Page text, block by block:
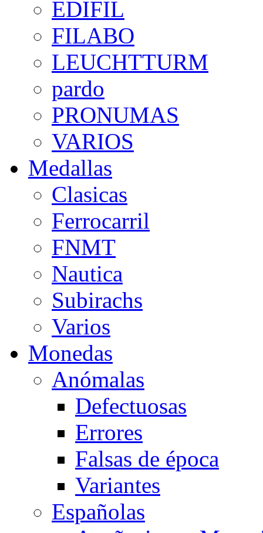
EDIFIL
FILABO
LEUCHTTURM
pardo
PRONUMAS
VARIOS
Medallas
Clasicas
Ferrocarril
FNMT
Nautica
Subirachs
Varios
Monedas
Anómalas
Defectuosas
Errores
Falsas de época
Variantes
Españolas